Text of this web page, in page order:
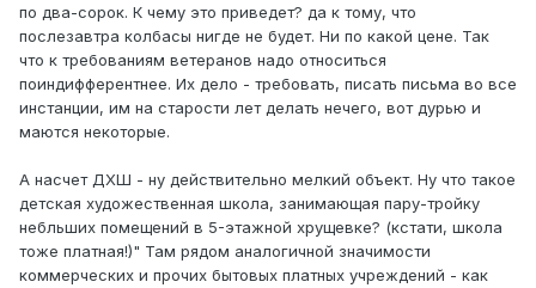
по два-сорок. К чему это приведет? да к тому, что
послезавтра колбасы нигде не будет. Ни по какой цене. Так
что к требованиям ветеранов надо относиться
поиндифферентнее. Их дело - требовать, писать письма во все
инстанции, им на старости лет делать нечего, вот дурью и
маются некоторые.
А насчет ДХШ - ну действительно мелкий объект. Ну что такое
детская художественная школа, занимающая пару-тройку
небльших помещений в 5-этажной хрущевке? (кстати, школа
тоже платная!)" Там рядом аналогичной значимости
коммерческих и прочих бытовых платных учреждений - как